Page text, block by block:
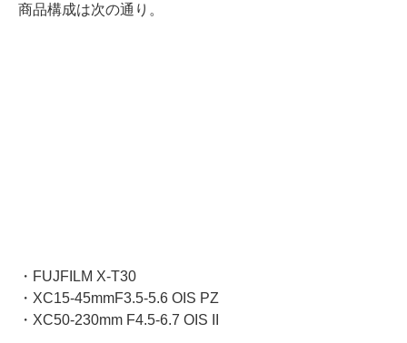
商品構成は次の通り。
・FUJFILM X-T30
・XC15-45mmF3.5-5.6 OIS PZ
・XC50-230mm F4.5-6.7 OIS II